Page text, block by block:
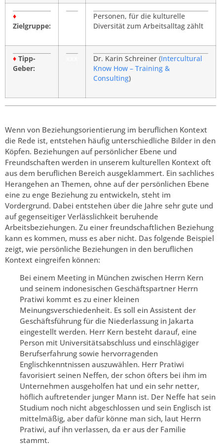
♦
Zielgruppe:
Personen, für die kulturelle
Diversität zum Arbeitsalltag zählt
♦ Tipp-
Geber:
Dr. Karin Schreiner (Intercultural
Know How – Training &
Consulting)
Wenn von Beziehungsorientierung im beruflichen Kontext
die Rede ist, entstehen häufig unterschiedliche Bilder in den
Köpfen. Beziehungen auf persönlicher Ebene und
Freundschaften werden in unserem kulturellen Kontext oft
aus dem beruflichen Bereich ausgeklammert. Ein sachliches
Herangehen an Themen, ohne auf der persönlichen Ebene
eine zu enge Beziehung zu entwickeln, steht im
Vordergrund. Dabei entstehen über die Jahre sehr gute und
auf gegenseitiger Verlässlichkeit beruhende
Arbeitsbeziehungen. Zu einer freundschaftlichen Beziehung
kann es kommen, muss es aber nicht. Das folgende Beispiel
zeigt, wie persönliche Beziehungen in den beruflichen
Kontext eingreifen können:
Bei einem Meeting in München zwischen Herrn Kern
und seinem indonesischen Geschäftspartner Herrn
Pratiwi kommt es zu einer kleinen
Meinungsverschiedenheit. Es soll ein Assistent der
Geschäftsführung für die Niederlassung in Jakarta
eingestellt werden. Herr Kern besteht darauf, eine
Person mit Universitätsabschluss und einschlägiger
Berufserfahrung sowie hervorragenden
Englischkenntnissen auszuwählen. Herr Pratiwi
favorisiert seinen Neffen, der schon öfters bei ihm im
Unternehmen ausgeholfen hat und ein sehr netter,
höflich auftretender junger Mann ist. Der Neffe hat sein
Studium noch nicht abgeschlossen und sein Englisch ist
mittelmäßig, aber dafür könne man sich, laut Herrn
Pratiwi, auf ihn verlassen, da er aus der Familie
stammt.